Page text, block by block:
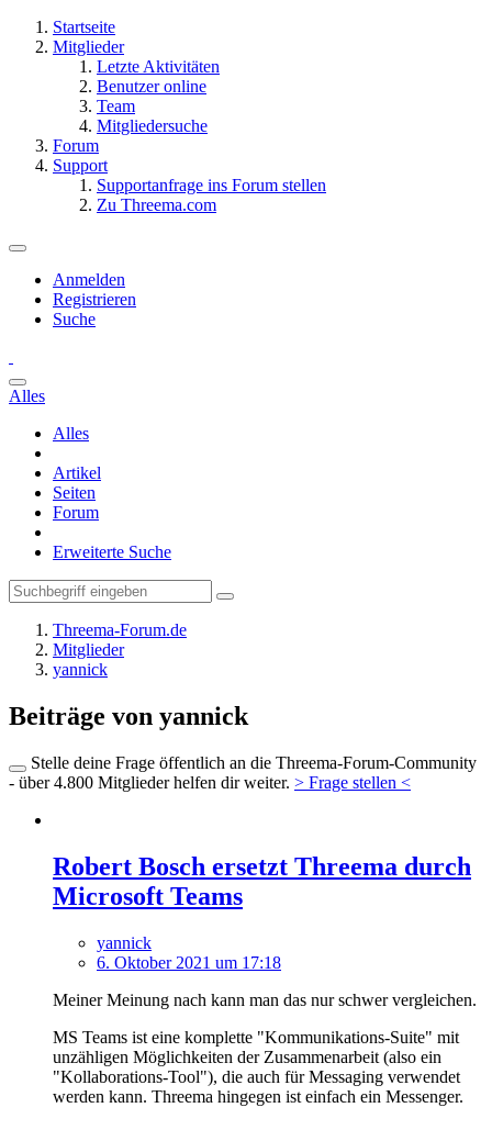
Startseite
Mitglieder
Letzte Aktivitäten
Benutzer online
Team
Mitgliedersuche
Forum
Support
Supportanfrage ins Forum stellen
Zu Threema.com
Anmelden
Registrieren
Suche
Alles
Alles
Artikel
Seiten
Forum
Erweiterte Suche
Threema-Forum.de
Mitglieder
yannick
Beiträge von yannick
Stelle deine Frage öffentlich an die Threema-Forum-Community
- über 4.800 Mitglieder helfen dir weiter. > Frage stellen <
Robert Bosch ersetzt Threema durch
Microsoft Teams
yannick
6. Oktober 2021 um 17:18
Meiner Meinung nach kann man das nur schwer vergleichen.
MS Teams ist eine komplette "Kommunikations-Suite" mit
unzähligen Möglichkeiten der Zusammenarbeit (also ein
"Kollaborations-Tool"), die auch für Messaging verwendet
werden kann. Threema hingegen ist einfach ein Messenger.